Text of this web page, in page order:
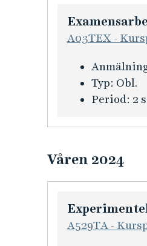
m
a
i
o
n
f
r
a
m
A03TEX -
K
u
r
i
f
o
m
a
Typ: Obl.
Period: 2
Våren 2024
A529TA -